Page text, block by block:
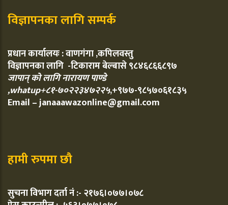
विज्ञापनका लागि सम्पर्क
प्रधान कार्यालयः : वाणगंगा ,कपिलवस्तु
विज्ञापनका लागि -टिकाराम बेल्बासे ९८४६८६६८९७
जापान् को लागि नारायण पाण्डे
,whatup+८१-७०२२३४७२२५,+९७७-९८५७०६१८३५
Email – janaaawazonline@gmail.com
हामी रुपमा छौ
सुचना विभाग दर्ता नं :- २१७६।०७७।०७८